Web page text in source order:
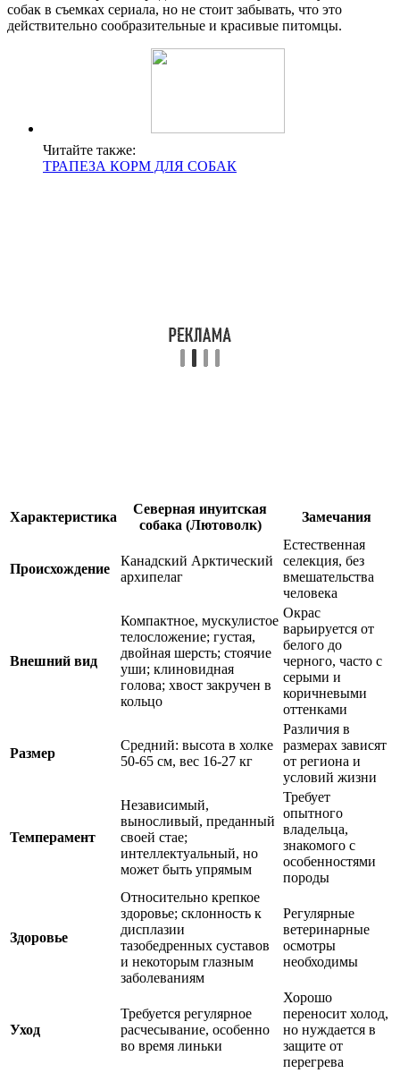
собак в съемках сериала, но не стоит забывать, что это
действительно сообразительные и красивые питомцы.
Читайте также:
ТРАПЕЗА КОРМ ДЛЯ СОБАК
Характеристика
Северная инуитская
собака (Лютоволк)
Замечания
Происхождение
Канадский Арктический
архипелаг
Естественная
селекция, без
вмешательства
человека
Внешний вид
Компактное, мускулистое
телосложение; густая,
двойная шерсть; стоячие
уши; клиновидная
голова; хвост закручен в
кольцо
Окрас
варьируется от
белого до
черного, часто с
серыми и
коричневыми
оттенками
Размер
Средний: высота в холке
50-65 см, вес 16-27 кг
Различия в
размерах зависят
от региона и
условий жизни
Темперамент
Независимый,
выносливый, преданный
своей стае;
интеллектуальный, но
может быть упрямым
Требует
опытного
владельца,
знакомого с
особенностями
породы
Здоровье
Относительно крепкое
здоровье; склонность к
дисплазии
тазобедренных суставов
и некоторым глазным
заболеваниям
Регулярные
ветеринарные
осмотры
необходимы
Уход
Требуется регулярное
расчесывание, особенно
во время линьки
Хорошо
переносит холод,
но нуждается в
защите от
перегрева